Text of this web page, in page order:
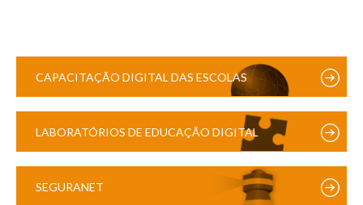
CAPACITAÇÃO DIGITAL DAS ESCOLAS
LABORATÓRIOS DE EDUCAÇÃO DIGITAL
SEGURANET